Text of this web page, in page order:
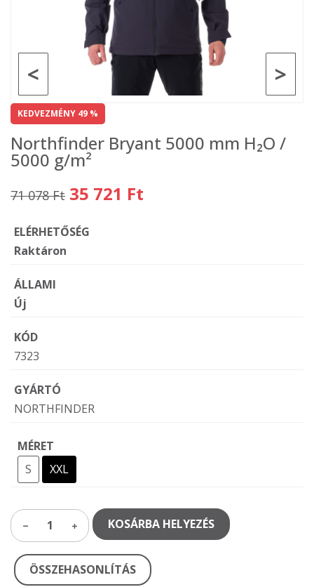
>
<
KEDVEZMÉNY 49 %
Northfinder Bryant 5000 mm H₂O /
5000 g/m²
71 078 Ft 35 721 Ft
ELÉRHETŐSÉG
Raktáron
ÁLLAMI
Új
KÓD
7323
GYÁRTÓ
NORTHFINDER
MÉRET
S
XXL
1 KOSÁRBA HELYEZÉS
ÖSSZEHASONLÍTÁS